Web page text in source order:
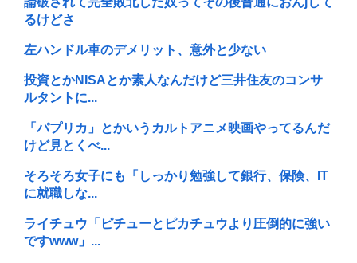
るけどさ
左ハンドル車のデメリット、意外と少ない
投資とかNISAとか素人なんだけど三井住友のコンサ
ルタントに...
「パプリカ」とかいうカルトアニメ映画やってるんだ
けど見とくべ...
そろそろ女子にも「しっかり勉強して銀行、保険、IT
に就職しな...
ライチュウ「ピチューとピカチュウより圧倒的に強い
ですwww」...